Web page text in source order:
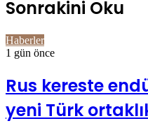
Sonrakini Oku
Haberler
1 gün önce
Rus kereste
yeni Türk